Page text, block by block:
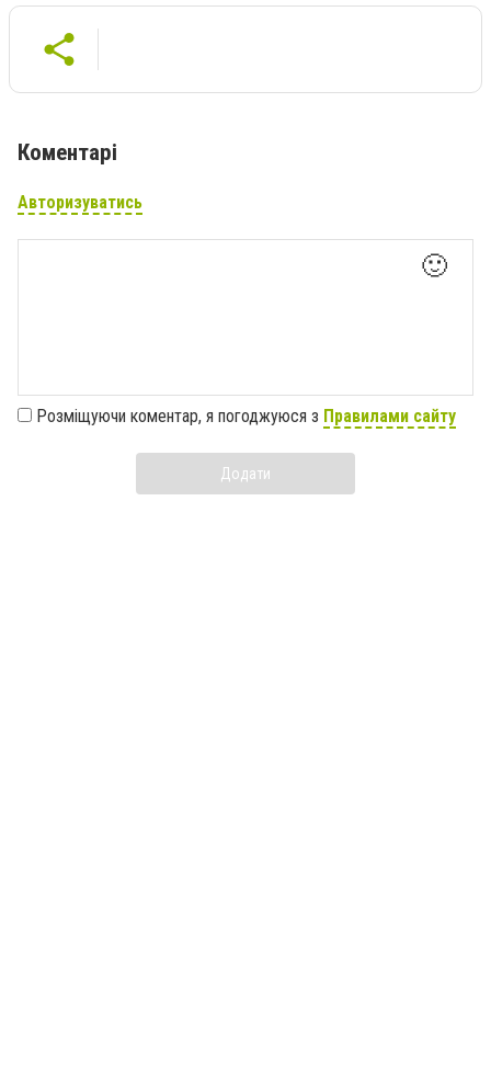
Коментарі
Авторизуватись
🙂
Розміщуючи коментар, я погоджуюся з Правилами сайту
Додати